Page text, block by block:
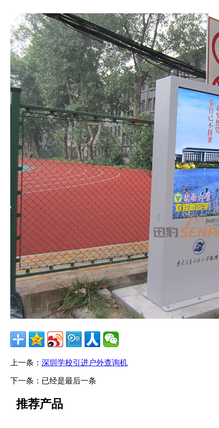
上一条： 深圳学校引进户外查询机
下一条：已经是最后一条
推荐产品